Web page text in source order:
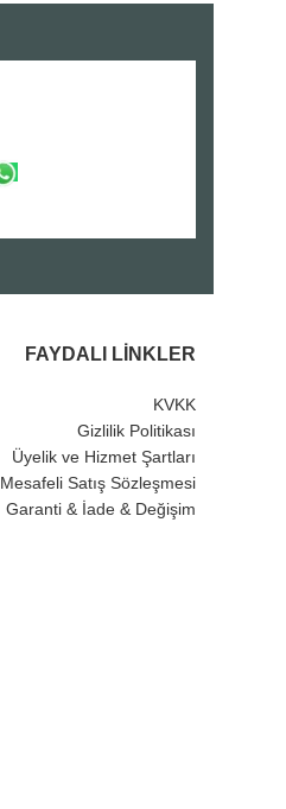
FAYDALI LINKLER
KVKK
Gizlilik Politikası
Üyelik ve Hizmet Şartları
Mesafeli Satış Sözleşmesi
Garanti & İade & Değişim